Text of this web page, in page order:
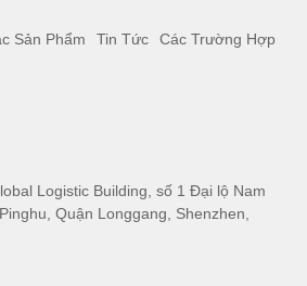
Sản Phẩm Tin Tức
Các Trường Hợp
Logistic Building, số 1 Đại lộ Nam
Quận Longgang, Shenzhen,